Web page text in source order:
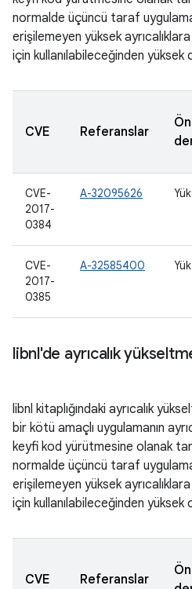
normalde üçüncü taraf
erişilemeyen yüksek
için kullanılabileceğinden
CVE Referanslar
CVE-
2017-
0384
A-32095626
CVE-
2017-
0385
A-32585400
libnl'de ayrıcalık
libnl kitaplığındaki ayrıcalık
bir kötü amaçlı uygulamanın
keyfi kod yürütmesine olanak
normalde üçüncü taraf
erişilemeyen yüksek
için kullanılabileceğinden
CVE Referanslar